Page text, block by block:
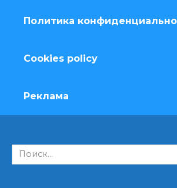
Политика
Cookies policy
Реклама
Search
for: